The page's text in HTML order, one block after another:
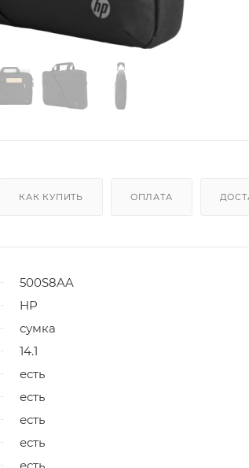
КАК КУПИТЬ ОПЛАТА
500S8AA
HP
сумка
14.1
есть
есть
есть
есть